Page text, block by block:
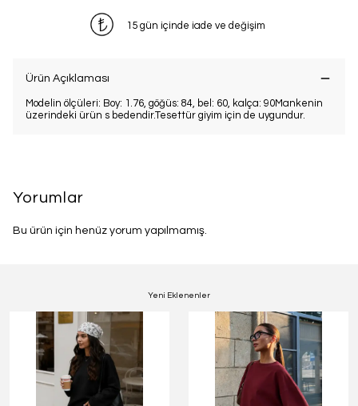
15 gün içinde iade ve değişim
Ürün Açıklaması
Modelin ölçüleri: Boy: 1.76, göğüs: 84, bel: 60, kalça: 90Mankenin
üzerindeki ürün s bedendir.Tesettür giyim için de uygundur.
Yorumlar
Bu ürün için henüz yorum yapılmamış.
Yeni Eklenenler